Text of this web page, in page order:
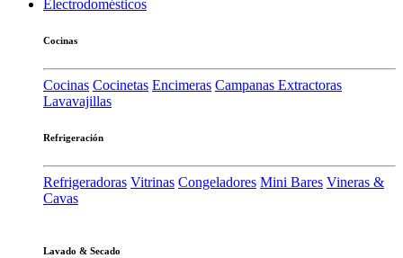
Electrodomésticos
Cocinas
Cocinas Cocinetas Encimeras Campanas Extractoras
Lavavajillas
Refrigeración
Refrigeradoras Vitrinas Congeladores Mini Bares Vineras &
Cavas
Lavado & Secado